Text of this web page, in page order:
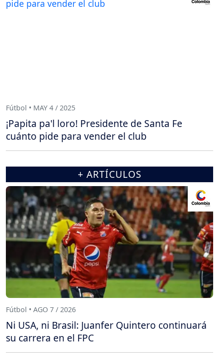
Fútbol • MAY 4 / 2025
¡Papita pa'l loro! Presidente de Santa Fe
cuánto pide para vender el club
+ ARTÍCULOS
Fútbol • AGO 7 / 2026
Ni USA, ni Brasil: Juanfer Quintero continuará
su carrera en el FPC